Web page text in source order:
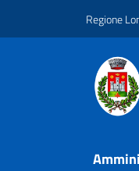
Regione